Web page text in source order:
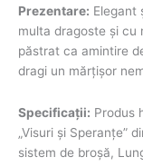
Prezentare: Elegant
multa dragoste și cu
păstrat ca amintire
dragi un mărțișor
Specificații: Produs
„Visuri și Speranțe”
sistem de broșă,